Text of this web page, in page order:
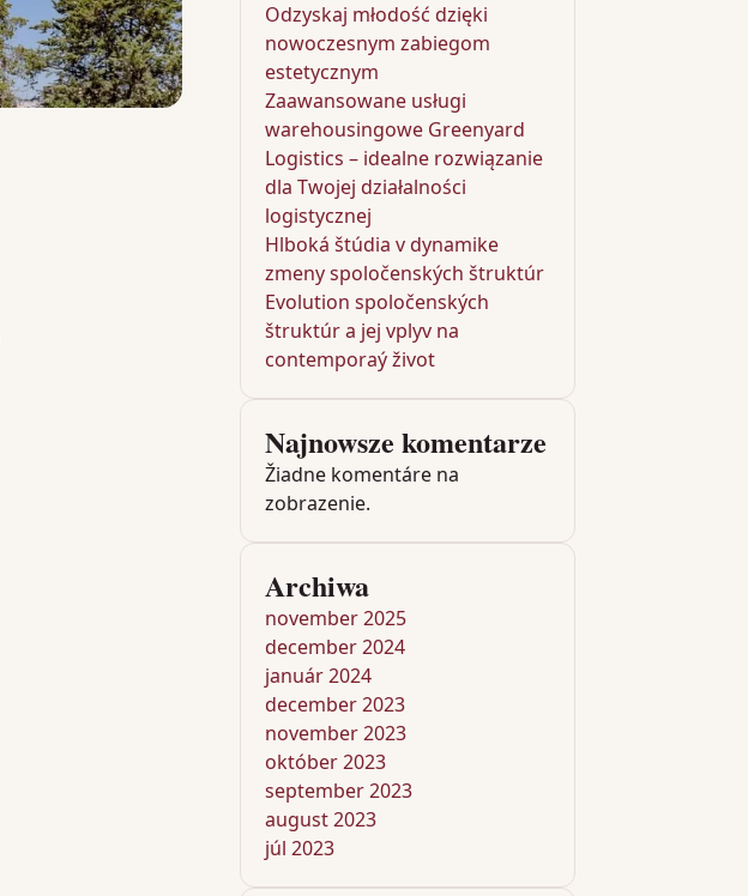
Odzyskaj młodość dzięki
nowoczesnym zabiegom
estetycznym
Zaawansowane usługi
warehousingowe Greenyard
Logistics – idealne rozwiązanie
dla Twojej działalności
logistycznej
Hlboká štúdia v dynamike
zmeny spoločenských štruktúr
Evolution spoločenských
štruktúr a jej vplyv na
contemporaý život
Najnowsze komentarze
Žiadne komentáre na
zobrazenie.
Archiwa
november 2025
december 2024
január 2024
december 2023
november 2023
október 2023
september 2023
august 2023
júl 2023